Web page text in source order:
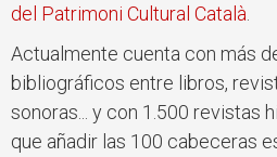
del Patrimoni Cultural Català
Actualmente cuenta con más
bibliográficos entre libros,
sonoras... y con 1.500 revistas
que añadir las 100 cabeceras